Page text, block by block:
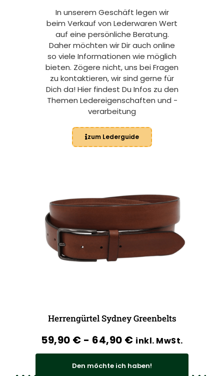
In unserem Geschäft legen wir
beim Verkauf von Lederwaren Wert
auf eine persönliche Beratung.
Daher möchten wir Dir auch online
so viele Informationen wie möglich
bieten. Zögere nicht, uns bei Fragen
zu kontaktieren, wir sind gerne für
Dich da! Hier findest Du Infos zu den
Themen Ledereigenschaften und -
verarbeitung
zum Lederguide
Herrengürtel Sydney Greenbelts
59,90 € - 64,90 € inkl. MwSt.
Den möchte ich haben!